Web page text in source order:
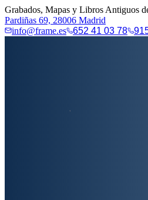
Grabados, Mapas y Libros Antiguos
Pardiñas 69, 28006 Madrid
info@frame.es
652 41 03 78